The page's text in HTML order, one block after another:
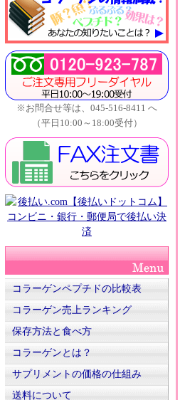
※お問合せ等は、045-516-8411 へ
（平日10:00～18:00受付）
コラーゲンペプチドの比較表
コラーゲン売上ランキング
保存方法と食べ方
コラーゲンとは？
サプリメントの価格の仕組み
送料について